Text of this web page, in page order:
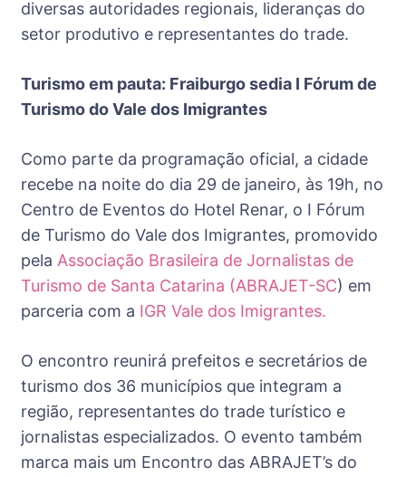
diversas autoridades regionais, lideranças do
setor produtivo e representantes do trade.
Turismo em pauta: Fraiburgo sedia I Fórum de
Turismo do Vale dos Imigrantes
Como parte da programação oficial, a cidade
recebe na noite do dia 29 de janeiro, às 19h, no
Centro de Eventos do Hotel Renar, o I Fórum
de Turismo do Vale dos Imigrantes, promovido
pela Associação Brasileira de Jornalistas de
Turismo de Santa Catarina (ABRAJET-SC) em
parceria com a IGR Vale dos Imigrantes.
O encontro reunirá prefeitos e secretários de
turismo dos 36 municípios que integram a
região, representantes do trade turístico e
jornalistas especializados. O evento também
marca mais um Encontro das ABRAJET’s do